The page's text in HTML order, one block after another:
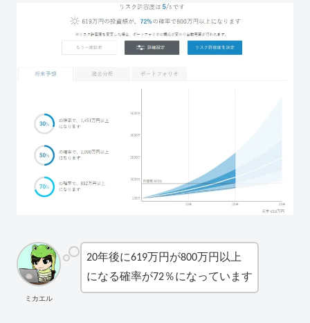
ミカエル
20年後に619万円が800万円以上
になる確率が72％になっています